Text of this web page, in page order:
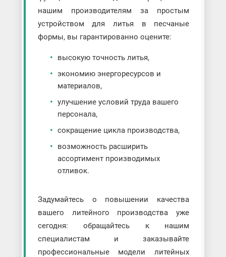
нашим производителям за простым
устройством для литья в песчаные
формы, вы гарантированно оцените:
высокую точность литья,
экономию энергоресурсов и
материалов,
улучшение условий труда вашего
персонала,
сокращение цикла производства,
возможность расширить
ассортимент производимых
отливок.
Задумайтесь о повышении качества
вашего литейного производства уже
сегодня: обращайтесь к нашим
специалистам и заказывайте
профессиональные модели литейных